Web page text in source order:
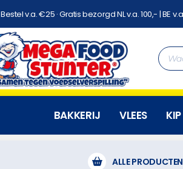
Bestel v.a. €25 · Gratis bezorgd NL v.a. 100,- | BE
BAKKERIJ VLEES KIP
ALLE PRODUCTEN